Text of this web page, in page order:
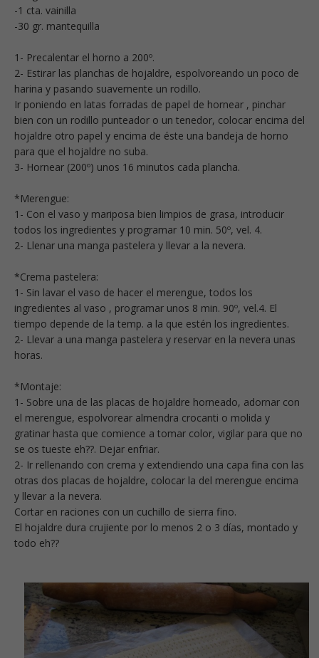
-1 cta. vainilla
-30 gr. mantequilla
1- Precalentar el horno a 200º.
2- Estirar las planchas de hojaldre, espolvoreando un poco de
harina y pasando suavemente un rodillo.
Ir poniendo en latas forradas de papel de hornear , pinchar
bien con un rodillo punteador o un tenedor, colocar encima del
hojaldre otro papel y encima de éste una bandeja de horno
para que el hojaldre no suba.
3- Hornear (200º) unos 16 minutos cada plancha.
*Merengue:
1- Con el vaso y mariposa bien limpios de grasa, introducir
todos los ingredientes y programar 10 min. 50º, vel. 4.
2- Llenar una manga pastelera y llevar a la nevera.
*Crema pastelera:
1- Sin lavar el vaso de hacer el merengue, todos los
ingredientes al vaso , programar unos 8 min. 90º, vel.4. El
tiempo depende de la temp. a la que estén los ingredientes.
2- Llevar a una manga pastelera y reservar en la nevera unas
horas.
*Montaje:
1- Sobre una de las placas de hojaldre horneado, adornar con
el merengue, espolvorear almendra crocanti o molida y
gratinar hasta que comience a tomar color, vigilar para que no
se os tueste eh??. Dejar enfriar.
2- Ir rellenando con crema y extendiendo una capa fina con las
otras dos placas de hojaldre, colocar la del merengue encima
y llevar a la nevera.
Cortar en raciones con un cuchillo de sierra fino.
El hojaldre dura crujiente por lo menos 2 o 3 días, montado y
todo eh??